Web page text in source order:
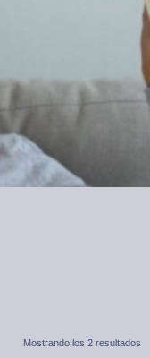
Mostrando los 2 resultados